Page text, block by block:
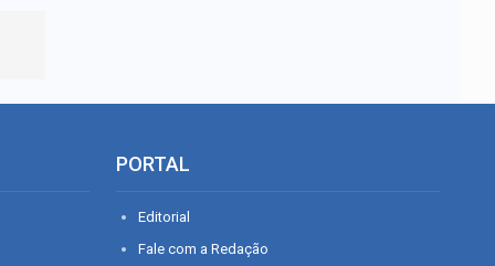
PORTAL
Editorial
Fale com a Redação